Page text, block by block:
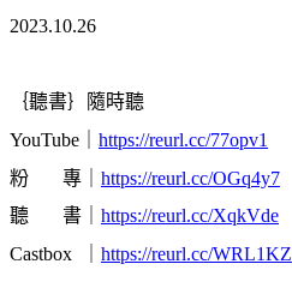
2023.10.26
｛聽書｝隨時聽
YouTube｜ https://reurl.cc/77opv1
粉 專｜ https://reurl.cc/OGq4y7
聽 書｜ https://reurl.cc/XqkVde
Castbox ｜ https://reurl.cc/WRL1KZ